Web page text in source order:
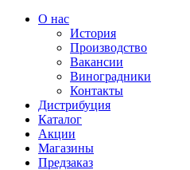
О нас
История
Производство
Вакансии
Виноградники
Контакты
Дистрибуция
Каталог
Акции
Магазины
Предзаказ